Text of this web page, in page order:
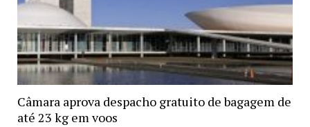
Câmara aprova despacho gratuito de bagagem de
até 23 kg em voos